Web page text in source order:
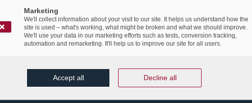
Marketing
We'll collect information about your visit to our site. It helps us understand how the
site is used – what's working, what might be broken and what we should improve.
We'll use your data in our marketing efforts such as tests, conversion tracking,
automation and remarketing. It'll help us to improve our site for all users.
Accept all Decline all